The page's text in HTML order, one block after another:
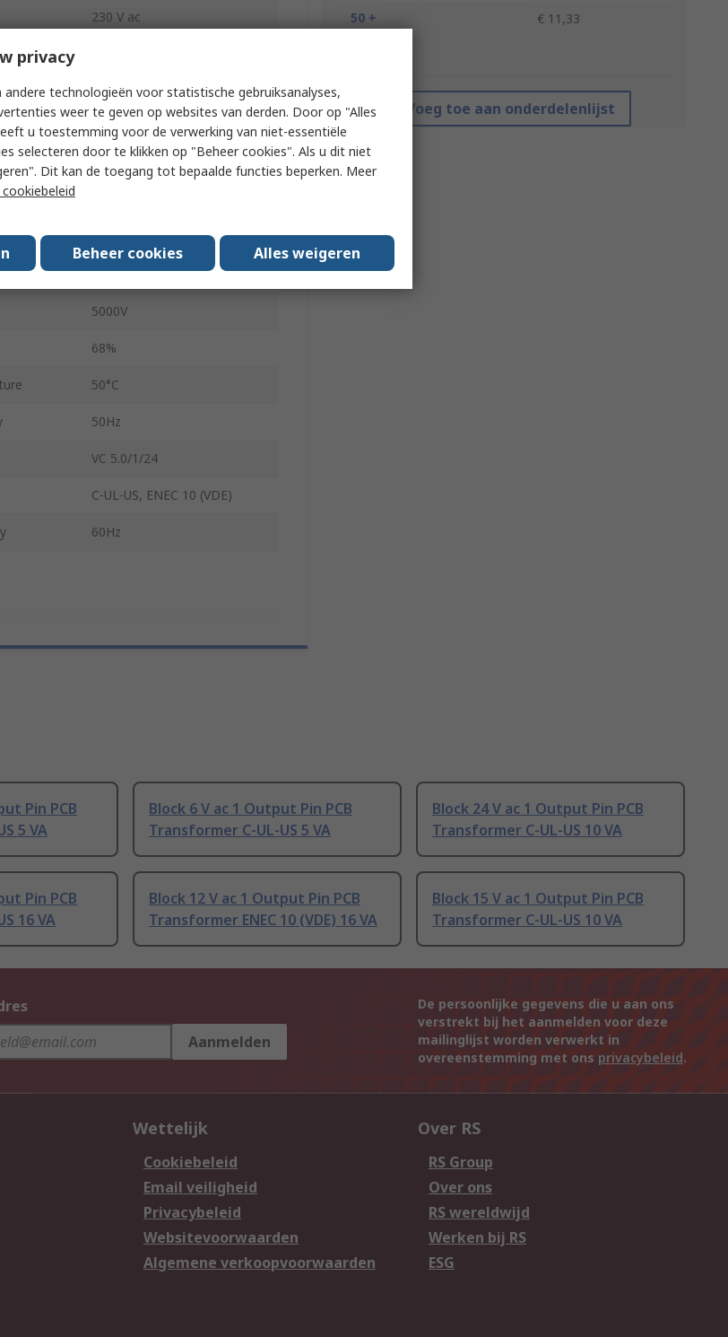
50 +
€ 11,33
Voeg toe aan onderdelenlijst
230 V ac
44mm
37mm
5VA
190g
Pin
5000V
68%
50°C
50Hz
VC 5.0/1/24
C-UL-US, ENEC 10 (VDE)
60Hz
Pin PCB
5 VA
Block 6 V ac 1 Output Pin PCB
Transformer C-UL-US 5 VA
Block 24 V ac 1 Output Pin PCB
Transformer C-UL-US 10 VA
Pin PCB
16 VA
Block 12 V ac 1 Output Pin PCB
Transformer ENEC 10 (VDE) 16 VA
Block 15 V ac 1 Output Pin PCB
Transformer C-UL-US 10 VA
Aanmelden
De persoonlijke gegevens die u aan ons
verstrekt bij het aanmelden voor deze
mailinglijst worden verwerkt in
overeenstemming met ons privacybeleid.
Wettelijk
Cookiebeleid
Email veiligheid
Privacybeleid
Websitevoorwaarden
Algemene verkoopvoorwaarden
Over RS
RS Group
Over ons
RS wereldwijd
Werken bij RS
ESG
privacy
andere technologieën voor statistische gebruiksanalyses,
weer te geven op websites van derden. Door op "Alles
u toestemming voor de verwerking van niet-essentiële
selecteren door te klikken op "Beheer cookies". Als u dit niet
Dit kan de toegang tot bepaalde functies beperken. Meer
Beheer cookies Alles weigeren